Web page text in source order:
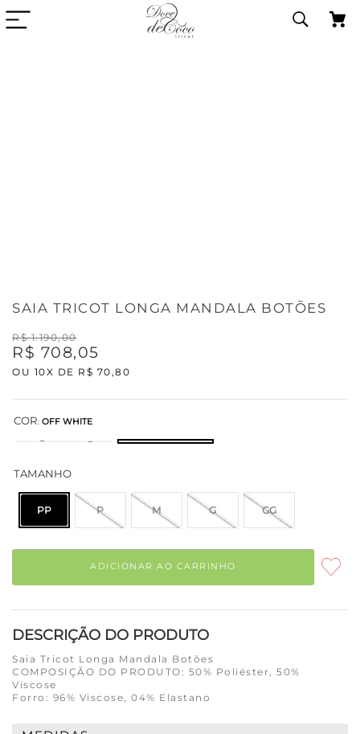
SAIA TRICOT LONGA MANDALA BOTÕES
R$ 1.190,00
R$ 708,05
OU 10X DE R$ 70 ,80
COR: OFF WHITE
TAMANHO
PP P M G GG
ADICIONAR AO CARRINHO
DESCRIÇÃO DO PRODUTO
Saia Tricot Longa Mandala Botões
COMPOSIÇÃO DO PRODUTO: 50% Poliéster, 50%
Viscose
Forro: 96% Viscose, 04% Elastano